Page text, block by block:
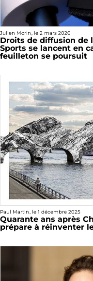
Julien Morin, le 2 mars 2026
Droits de diffusion de
Sports se lancent en
feuilleton se poursuit
Paul Martin, le 1 décembre 2025
Quarante ans après
prépare à réinventer